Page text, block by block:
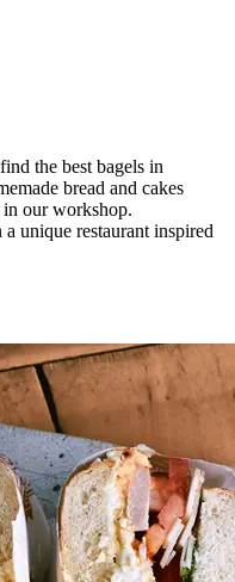
the best bagels in
bread and cakes
in our workshop.
unique restaurant inspired